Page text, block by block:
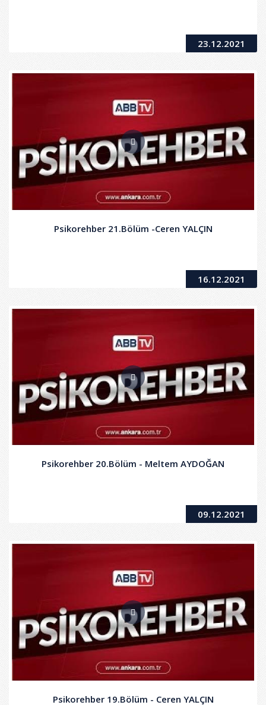
23.12.2021
Psikorehber 21.Bölüm -Ceren YALÇIN
16.12.2021
Psikorehber 20.Bölüm - Meltem AYDOĞAN
09.12.2021
Psikorehber 19.Bölüm - Ceren YALÇIN